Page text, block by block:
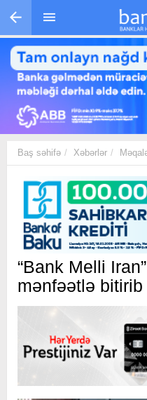
Skip to main content
Baş səhifə Xəbərlər
“Bank Melli
mənfəətlə bitirib